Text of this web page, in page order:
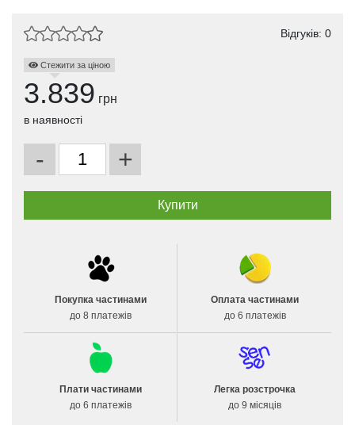
Відгуків: 0
Стежити за ціною
3.839 грн
в наявності
- +
Покупка частинами
до 8 платежів
Оплата частинами
до 6 платежів
Плати частинами
до 6 платежів
Легка розстрочка
до 9 місяців